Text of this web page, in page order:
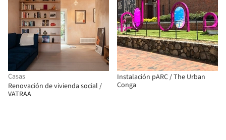
Casas
Renovación de vivienda social /
VATRAA
Instalación pARC / The Urban
Conga